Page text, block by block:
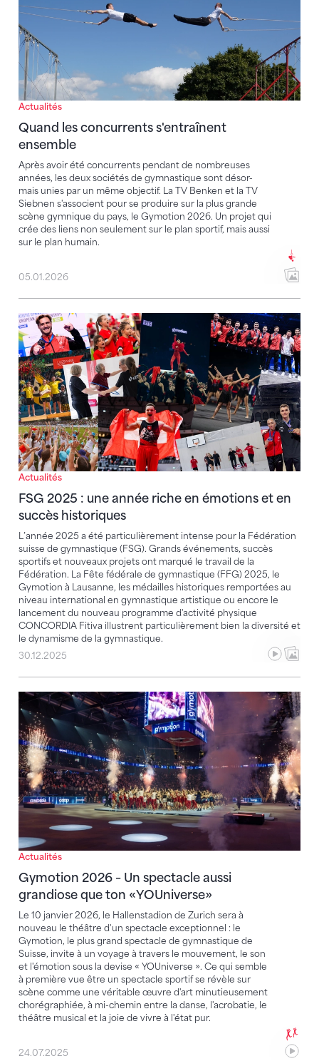
Actualités
Quand les concurrents s'entraînent
ensemble
Après avoir été concurrents pendant de nombreuses
années, les deux sociétés de gymnastique sont désor-
mais unies par un même objectif. La TV Benken et la TV
Siebnen s'associent pour se produire sur la plus grande
scène gymnique du pays, le Gymotion 2026. Un projet qui
crée des liens non seulement sur le plan sportif, mais aussi
sur le plan humain.
05.01.2026
Actualités
FSG 2025 : une année riche en émotions et en
succès historiques
L’année 2025 a été particulièrement intense pour la Fédération
suisse de gymnastique (FSG). Grands événements, succès
sportifs et nouveaux projets ont marqué le travail de la
Fédération. La Fête fédérale de gymnastique (FFG) 2025, le
Gymotion à Lausanne, les médailles historiques remportées au
niveau international en gymnastique artistique ou encore le
lancement du nouveau programme d'activité physique
CONCORDIA Fitiva illustrent particulièrement bien la diversité et
le dynamisme de la gymnastique.
FSG 2025 : une année riche en émotions et en
30.12.2025
Actualités
Gymotion 2026 – Un spectacle aussi
grandiose que ton «YOUniverse»
Le 10 janvier 2026, le Hallenstadion de Zurich sera à
nouveau le théâtre d'un spectacle exceptionnel : le
Gymotion, le plus grand spectacle de gymnastique de
Suisse, invite à un voyage à travers le mouvement, le son
et l'émotion sous la devise « YOUniverse ». Ce qui semble
à première vue être un spectacle sportif se révèle sur
scène comme une véritable œuvre d'art minutieusement
chorégraphiée, à mi-chemin entre la danse, l'acrobatie, le
théâtre musical et la joie de vivre à l'état pur.
Gymotion 2026 – Un spectacle aussi grandiose que
24.07.2025